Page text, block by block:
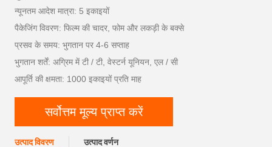
न्यूनतम आदेश मात्रा: 5 इकाइयों
पैकेजिंग विवरण: फिल्म की चादर, फोम और लकड़ी के बक्से
प्रसव के समय: भुगतान पर 4-6 सप्ताह
भुगतान शर्तें: अग्रिम में टी / टी, वेस्टर्न यूनियन, एल / सी
आपूर्ति की क्षमता: 1000 इकाइयों प्रति माह
सर्वोत्तम मूल्य प्राप्त करें
उत्पाद विवरण उत्पाद वर्णन